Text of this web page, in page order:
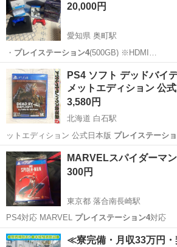
グランツーリスモスポーツ
20,000円
愛知県 奥町駅
・ プレイステーション4 (500GB) ※HDMI…
愛知 一宮市 テレビゲーム
PS4 ソフト デッドバイ
メットエディション 公
3,580円
北海道 白石駅
ットエディション 公式日本版 プレイステーシ
市 白石…
北海道 札幌市 テレビゲーム
MARVELスパイダーマ
300円
東京都 落合南長崎駅
PS4対応 MARVEL プレイステーション4対応
東京 新宿区 落合南長崎駅 テレビゲ
≪寮完備・月収33万円